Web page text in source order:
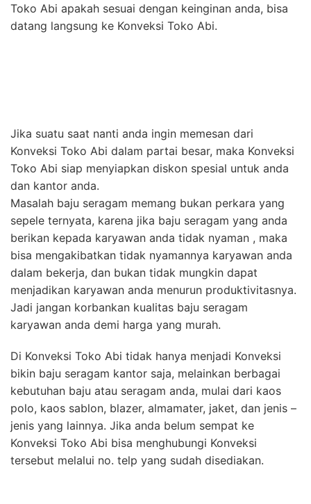
Toko Abi apakah sesuai dengan keinginan anda, bisa
datang langsung ke Konveksi Toko Abi.
Jika suatu saat nanti anda ingin memesan dari
Konveksi Toko Abi dalam partai besar, maka Konveksi
Toko Abi siap menyiapkan diskon spesial untuk anda
dan kantor anda.
Masalah baju seragam memang bukan perkara yang
sepele ternyata, karena jika baju seragam yang anda
berikan kepada karyawan anda tidak nyaman , maka
bisa mengakibatkan tidak nyamannya karyawan anda
dalam bekerja, dan bukan tidak mungkin dapat
menjadikan karyawan anda menurun produktivitasnya.
Jadi jangan korbankan kualitas baju seragam
karyawan anda demi harga yang murah.
Di Konveksi Toko Abi tidak hanya menjadi Konveksi
bikin baju seragam kantor saja, melainkan berbagai
kebutuhan baju atau seragam anda, mulai dari kaos
polo, kaos sablon, blazer, almamater, jaket, dan jenis –
jenis yang lainnya. Jika anda belum sempat ke
Konveksi Toko Abi bisa menghubungi Konveksi
tersebut melalui no. telp yang sudah disediakan.